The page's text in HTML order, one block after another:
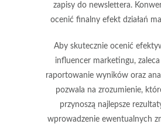
zapisy do newslettera.
ocenić finalny efekt działań
Aby skutecznie ocenić
influencer marketingu,
raportowanie wyników oraz
pozwala na zrozumienie,
przynoszą najlepsze
wprowadzenie ewentualnych